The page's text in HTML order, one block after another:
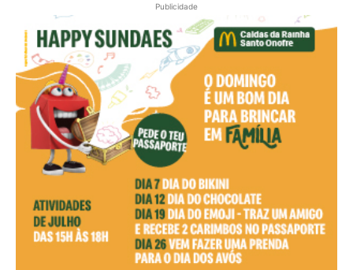
Publicidade